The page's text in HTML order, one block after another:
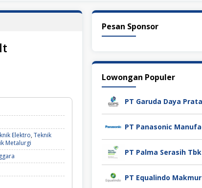
Elektro, Teknik
Metalurgi
Pesan Sponsor
Lowongan Populer
PT Palma Serasih Tbk